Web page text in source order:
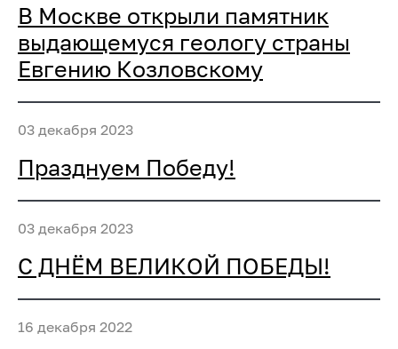
В Москве открыли памятник
выдающемуся геологу страны
Евгению Козловскому
03 декабря 2023
Празднуем Победу!
03 декабря 2023
С ДНЁМ ВЕЛИКОЙ ПОБЕДЫ!
16 декабря 2022